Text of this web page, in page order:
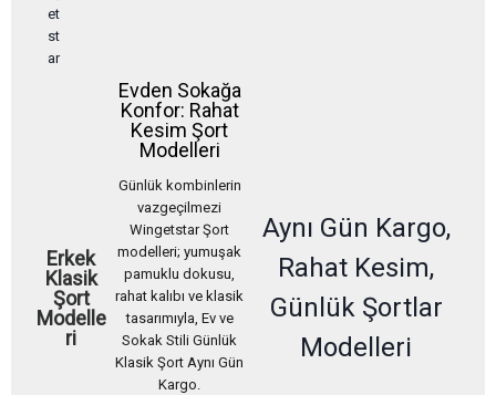
Erkek
Klasik
Şort
Modelle
ri
Aynı Gün Kargo,
Rahat Kesim,
Günlük Şortlar
Modelleri
Günlük kombinlerin
vazgeçilmezi
Wingetstar Şort
modelleri; yumuşak
pamuklu dokusu,
rahat kalıbı ve klasik
tasarımıyla, Ev ve
Sokak Stili Günlük
Klasik Şort Aynı Gün
Kargo.
Evden Sokağa
Konfor: Rahat
Kesim Şort
Modelleri